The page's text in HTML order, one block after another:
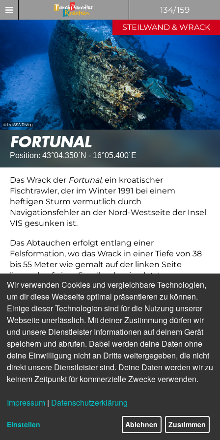
134/159
© by ISSA Diving
STEILWAND & WRACK
FORTUNAL
Position: 43°04.350`N - 16°05.400´E
Das Wrack der Fortunal, ein kroatischer
Fischtrawler, der im Winter 1991 bei einem
heftigen Sturm vermutlich durch
Navigationsfehler an der Nord-Westseite der Insel
VIS gesunken ist.
Das Abtauchen erfolgt entlang einer
Felsformation, wo das Wrack in einer Tiefe von 38
bis 55 Meter wie gemalt auf der linken Seite
liegend auf einer Sandbank seine letzte
Ruhestätte fand. Der Bug des Wracks ragt über
einen Felsvorsprung hinaus, an dem es noch
weiter in die Tiefe geht.
Wir verwenden Cookies und vergleichbare Technologien,
um dir diese Webseite optimal präsentieren zu können.
Einige dieser Technologien sind für die Nutzung unserer
Webseite unerlässlich. Mit deiner Zustimmung dürfen wir
und unsere Dienstleister Informationen auf deinem Gerät
speichern und abrufen. Dabei werden deine Daten ohne
deine Einwilligung nicht an Dritte weitergegeben, die nicht
direkt unsere Dienstleister sind. Deine Daten werden wir zu
keinem Zeitpunkt für kommerzielle Zwecke verwenden.
Impressum | Datenschutzerklärung
Einstellen Ablehnen Zustimmen